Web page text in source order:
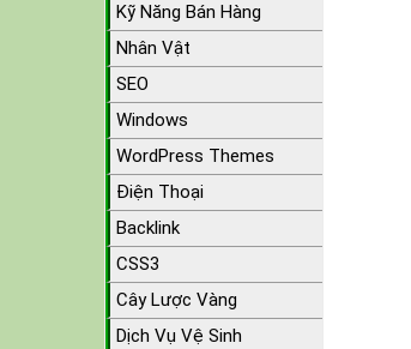
Kỹ Năng Bán Hàng
Nhân Vật
SEO
Windows
WordPress Themes
Điện Thoại
Backlink
CSS3
Cây Lược Vàng
Dịch Vụ Vệ Sinh